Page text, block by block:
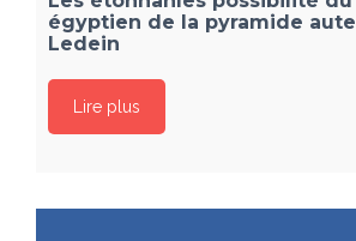
égyptien de la pyramide
Ledein
Lire plus